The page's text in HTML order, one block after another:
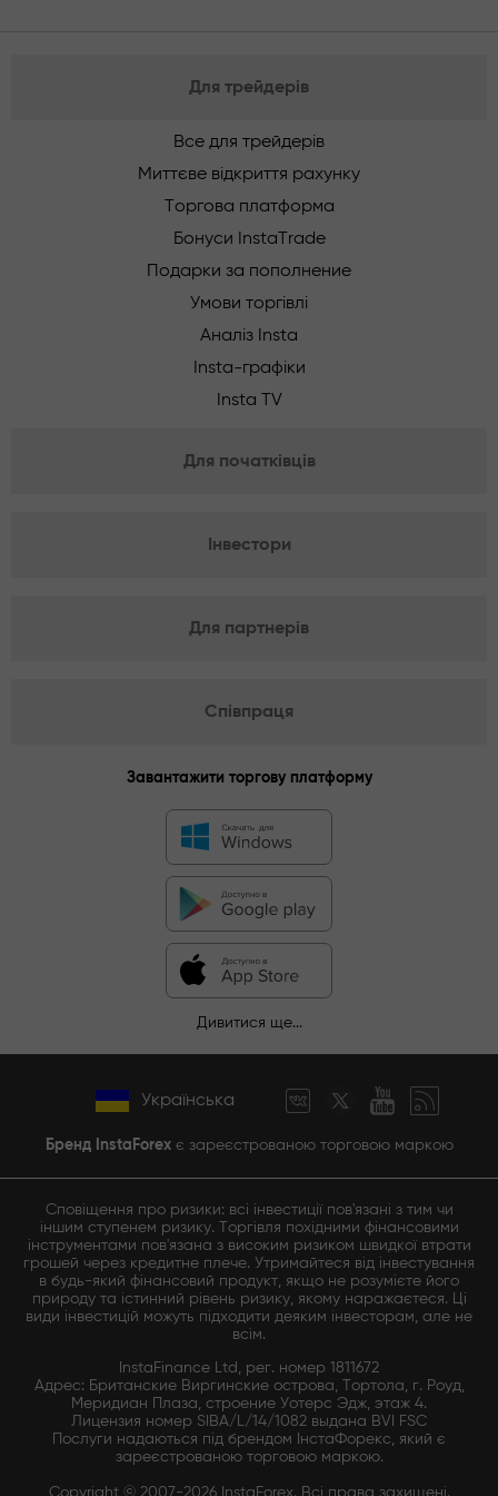
Для трейдерів
Все для трейдерів
Миттєве відкриття рахунку
Торгова платформа
Бонуси InstaTrade
Подарки за пополнение
Умови торгівлі
Аналіз Insta
Insta-графіки
Insta TV
Для початківців
Інвестори
Для партнерів
Співпраця
Завантажити торгову платформу
Дивитися ще...
Українська
Бренд InstaForexє зареєстрованою торговою маркою
Сповіщення про ризики: всі інвестиції пов'язані з тим чи
іншим ступенем ризику. Торгівля похідними фінансовими
інструментами пов'язана з високим ризиком швидкої втрати
грошей через кредитне плече. Утримайтеся від інвестування
в будь-який фінансовий продукт, якщо не розумієте його
природу та істинний рівень ризику, якому наражаєтеся. Ці
види інвестицій можуть підходити деяким інвесторам, але не
всім.
InstaFinance Ltd, рег. номер 1811672
Адрес: Британские Виргинские острова, Тортола, г. Роуд,
Меридиан Плаза, строение Уотерс Эдж, этаж 4.
Лицензия номер SIBA/L/14/1082 выдана BVI FSC
Послуги надаються під брендом ІнстаФорекс, який є
зареєстрованою торговою маркою.
Copyright © 2007-2026 InstaForex. Всі права захищені.